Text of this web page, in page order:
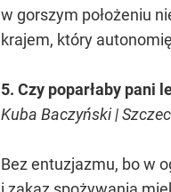
w gorszym położeniu
krajem, który
5. Czy poparłaby pani
Kuba Baczyński |
Bez entuzjazmu, bo w